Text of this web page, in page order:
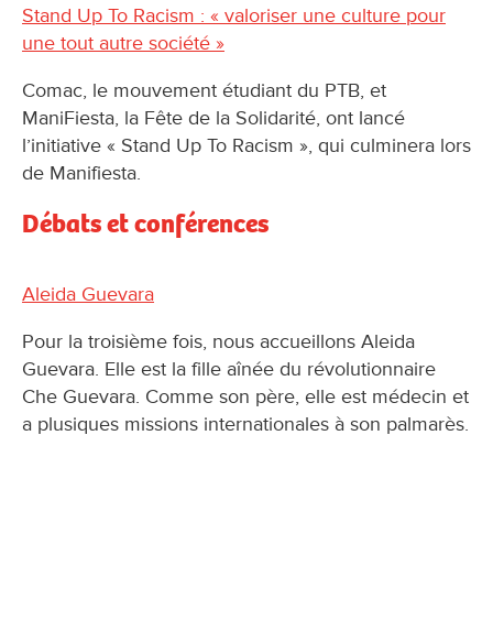
Stand Up To Racism : « valoriser une culture pour
une tout autre société »
Comac, le mouvement étudiant du PTB, et
ManiFiesta, la Fête de la Solidarité, ont lancé
l’initiative « Stand Up To Racism », qui culminera lors
de Manifiesta.
Débats et conférences
Aleida Guevara
Pour la troisième fois, nous accueillons Aleida
Guevara. Elle est la fille aînée du révolutionnaire
Che Guevara. Comme son père, elle est médecin et
a plusiques missions internationales à son palmarès.